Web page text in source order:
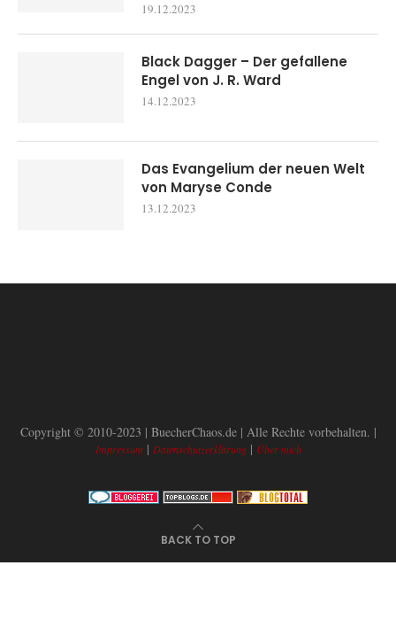
19.12.2023
Black Dagger – Der gefallene
Engel von J. R. Ward
14.12.2023
Das Evangelium der neuen Welt
von Maryse Conde
13.12.2023
Copyright © 2010-2023 | BuecherChaos.de | Alle Rechte vorbehalten. |
Impressum | Datenschutzerklärung| Über mich
BACK TO TOP